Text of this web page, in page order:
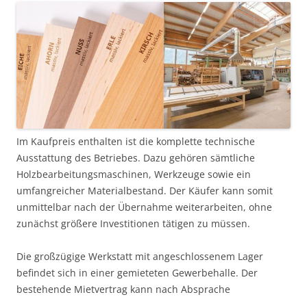
Im Kaufpreis enthalten ist die komplette technische
Ausstattung des Betriebes. Dazu gehören sämtliche
Holzbearbeitungsmaschinen, Werkzeuge sowie ein
umfangreicher Materialbestand. Der Käufer kann somit
unmittelbar nach der Übernahme weiterarbeiten, ohne
zunächst größere Investitionen tätigen zu müssen.
Die großzügige Werkstatt mit angeschlossenem Lager
befindet sich in einer gemieteten Gewerbehalle. Der
bestehende Mietvertrag kann nach Absprache